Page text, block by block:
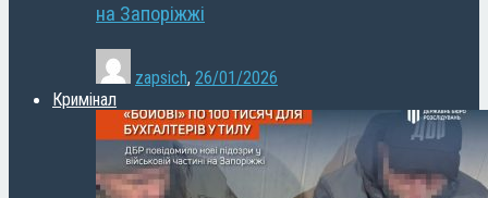
на Запоріжжі
zapsich, 26/01/2026
Кримінал